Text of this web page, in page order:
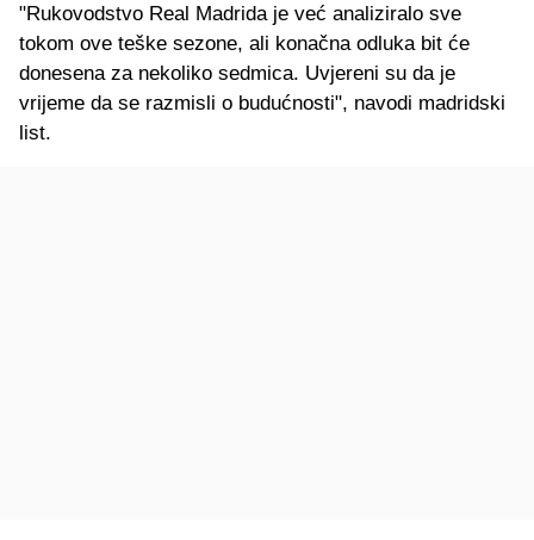
"Rukovodstvo Real Madrida je već analiziralo sve
tokom ove teške sezone, ali konačna odluka bit će
donesena za nekoliko sedmica. Uvjereni su da je
vrijeme da se razmisli o budućnosti", navodi madridski
list.